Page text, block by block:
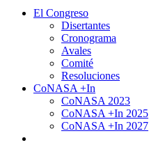
Menú
El Congreso
Disertantes
Cronograma
Avales
Comité
Resoluciones
CoNASA +In
CoNASA 2023
CoNASA +In 2025
CoNASA +In 2027